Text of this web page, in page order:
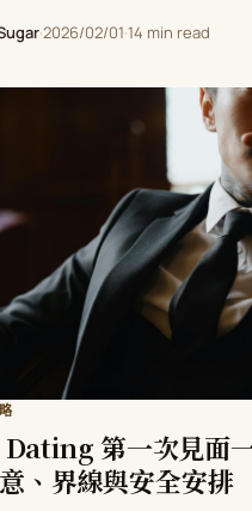
避免面試感，判斷彼此是否值
·2026/02/01·14 min read
第一次見面
、界線與安全安排